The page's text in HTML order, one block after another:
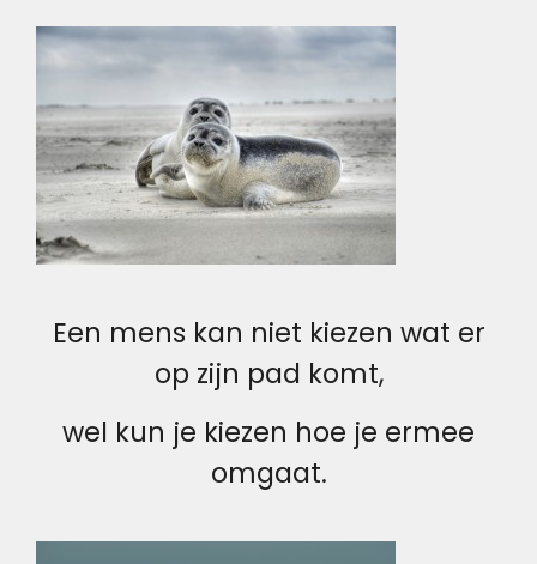
Een mens kan niet kiezen wat er
op zijn pad komt,
wel kun je kiezen hoe je ermee
omgaat.